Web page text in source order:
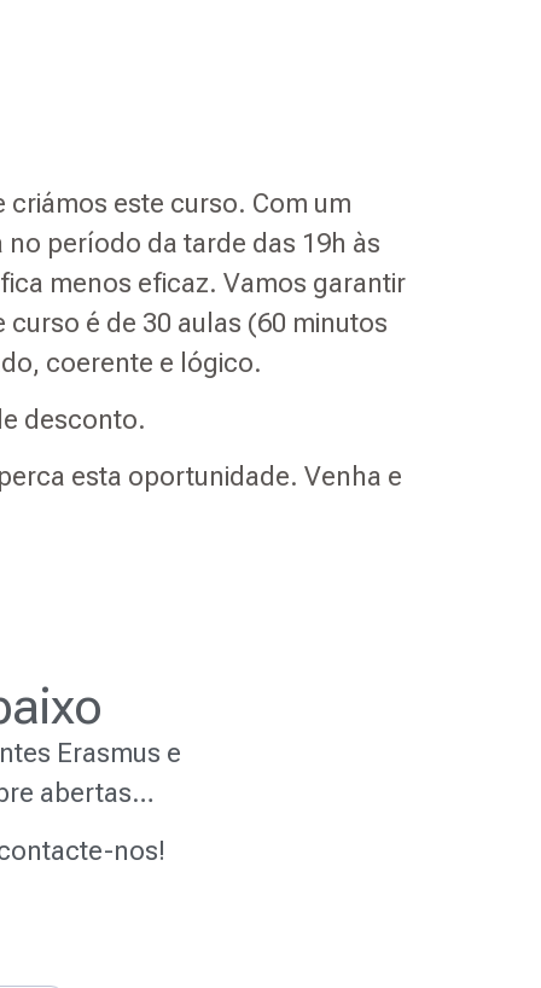
criámos este curso. Com um
período da tarde das 19h às
menos eficaz. Vamos garantir
é de 30 aulas (60 minutos
coerente e lógico.
desconto.
esta oportunidade. Venha e
Erasmus e
abertas…
nos!